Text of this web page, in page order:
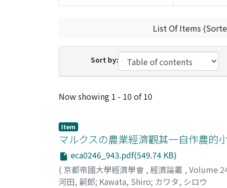
List Of Items
Sort by:
Recent Submissions
Now showing 1 - 10 of 10
Item
マルクスの農業經濟觀其一自作農的
eca0246_943.pdf(549.74 KB)
( 京都帝國大學經濟學會 , 經濟論叢 , Volume
河田, 嗣郎; Kawata, Shiro; カワタ, シロウ